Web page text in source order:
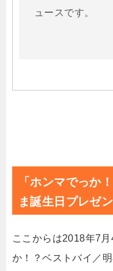
ュースです。
「ホンマでっか
ま誕生日プレゼン
ここからは2018年7
か！？ベストバイ／